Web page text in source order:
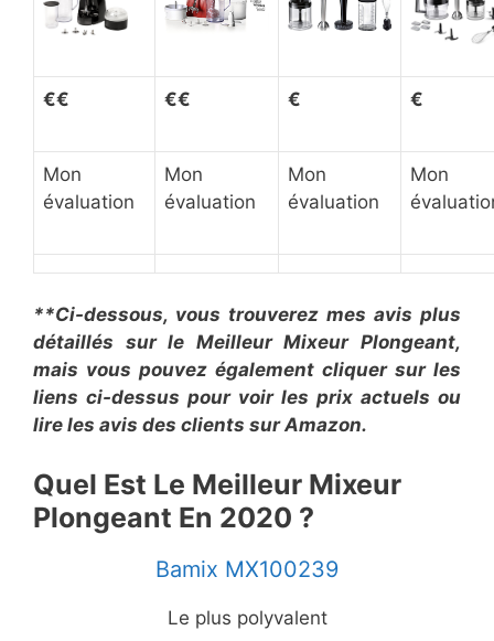
€€ €€ € €
Mon
évaluation
Mon
évaluation
Mon
évaluation
Mon
**Ci-dessous, vous trouverez mes avis plus
détaillés sur le Meilleur Mixeur Plongeant,
mais vous pouvez également cliquer sur les
liens ci-dessus pour voir les prix actuels ou
lire les avis des clients sur Amazon.
Quel Est Le Meilleur Mixeur
Plongeant En 2020 ?
Bamix MX100239
Le plus polyvalent